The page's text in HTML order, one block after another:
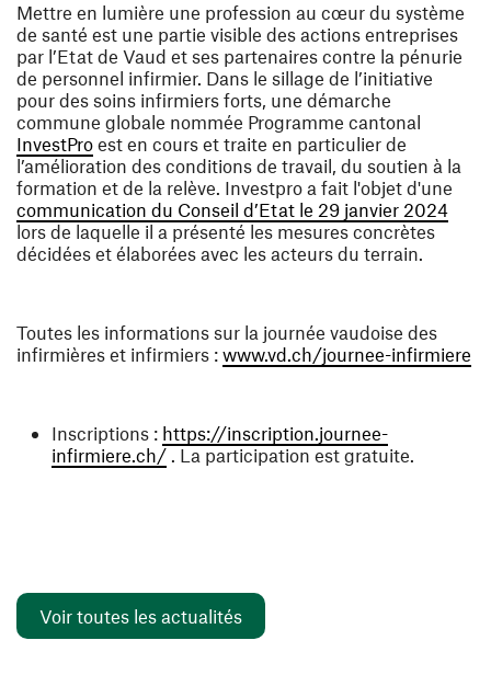
Mettre en lumière une profession au cœur du système
de santé est une partie visible des actions entreprises
par l’Etat de Vaud et ses partenaires contre la pénurie
de personnel infirmier. Dans le sillage de l’initiative
pour des soins infirmiers forts, une démarche
commune globale nommée Programme cantonal
InvestPro(ouvre une nouvelle fenêtre)
est en cours et traite en particulier de
l’amélioration des conditions de travail, du soutien à la
formation et de la relève. Investpro a fait l'objet d'une
communication du Conseil d’Etat le 29 janvier 2024
lors de laquelle il a présenté les mesures concrètes
décidées et élaborées avec les acteurs du terrain.
Toutes les informations sur la journée vaudoise des
infirmières et infirmiers : www.vd.ch/journee-infirmiere
Inscriptions : https://inscription.journee-
infirmiere.ch/(ouvre une nouvelle fenêtre)
. La participation est gratuite.
Voir toutes les actualités